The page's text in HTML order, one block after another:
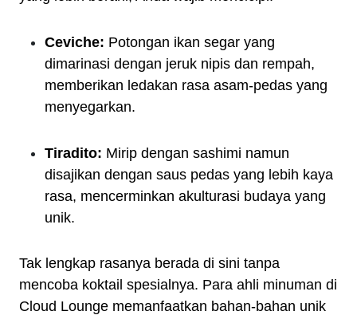
Ceviche: Potongan ikan segar yang
dimarinasi dengan jeruk nipis dan rempah,
memberikan ledakan rasa asam-pedas yang
menyegarkan.
Tiradito: Mirip dengan sashimi namun
disajikan dengan saus pedas yang lebih kaya
rasa, mencerminkan akulturasi budaya yang
unik.
Tak lengkap rasanya berada di sini tanpa
mencoba koktail spesialnya. Para ahli minuman di
Cloud Lounge memanfaatkan bahan-bahan unik